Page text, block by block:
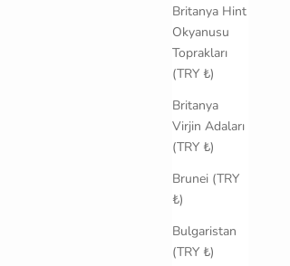
Britanya Hint
Okyanusu
Toprakları
(TRY ₺)
Britanya
Virjin Adaları
(TRY ₺)
Brunei (TRY
₺)
Bulgaristan
(TRY ₺)